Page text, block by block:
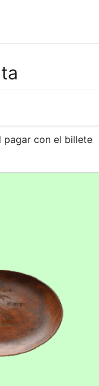
con el billete